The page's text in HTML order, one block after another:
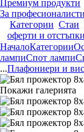
Премиум продукти
За професионалисти
Категории Стаи
оферти и отстъпки
НачалоКатегории
лампиСпот лампи
...Плафониери и
Покажи галерията